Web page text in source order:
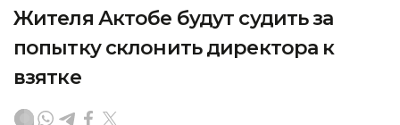
Жителя Актобе будут судить за
попытку склонить директора к
взятке